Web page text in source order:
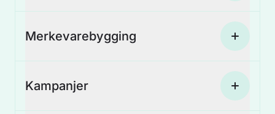
Merkevarebygging
Kampanjer